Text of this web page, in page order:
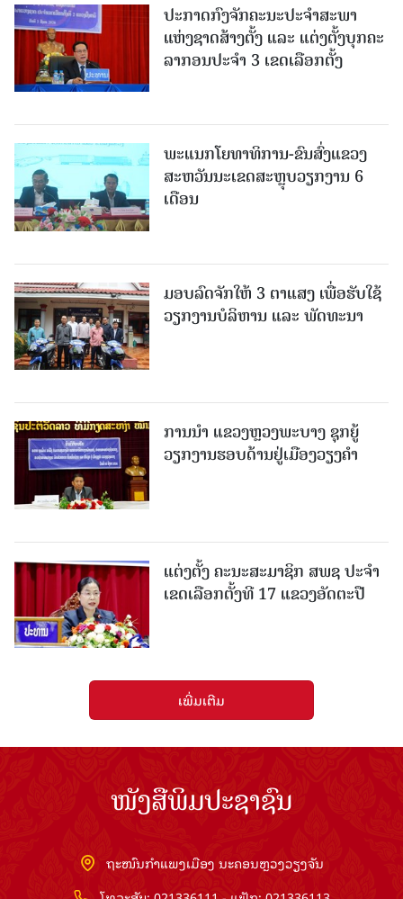
ປະກາດກົງຈັກຄະນະປະຈໍາສະພາ
ແຫ່ງຊາດສ້າງຕັ້ງ ແລະ ແຕ່ງຕັ້ງບຸກຄະ
ລາກອນປະຈໍາ 3 ເຂດເລືອກຕັ້ງ
ພະແນກໂຍທາທິການ-ຂົນສົ່ງແຂວງ
ສະຫວັນນະເຂດສະຫຼຸບວຽກງານ 6
ເດືອນ
ມອບລົດຈັກໃຫ້ 3 ຕາແສງ ເພື່ອຮັບໃຊ້
ວຽກງານບໍລິຫານ ແລະ ພັດທະນາ
ການນຳ ແຂວງຫຼວງພະບາງ ຊຸກຍູ້
ວຽກງານຮອບດ້ານຢູ່ເມືອງວຽງຄໍາ
ແຕ່ງຕັ້ງ ຄະນະສະມາຊິກ ສພຊ ປະຈຳ
ເຂດເລືອກຕັ້ງທີ 17 ແຂວງອັດຕະປື
ເພີ່ມເຕີມ
ໜັງສືພິມປະຊາຊົນ
ຖະໜົນກຳແພງເມືອງ ນະຄອນຫຼວງວຽງຈັນ